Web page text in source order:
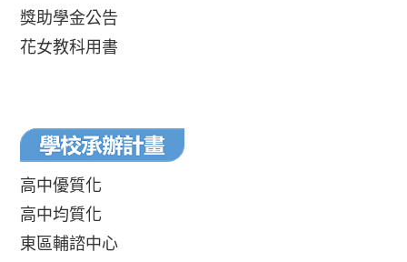
獎助學金公告
花女教科用書
高中優質化
高中均質化
東區輔諮中心